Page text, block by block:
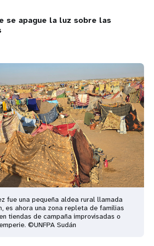
se apague la luz sobre las
fue una pequeña aldea rural llamada
es ahora una zona repleta de familias
tiendas de campaña improvisadas o
©UNFPA Sudán